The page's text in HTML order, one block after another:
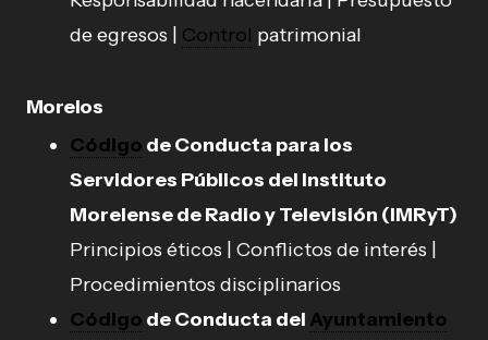
de egresos | Control patrimonial
Morelos
Código de Conducta para los
Servidores Públicos del Instituto
Morelense de Radio y Televisión (IMRyT)
Principios éticos | Conflictos de interés |
Procedimientos disciplinarios
Código de Conducta del Ayuntamiento